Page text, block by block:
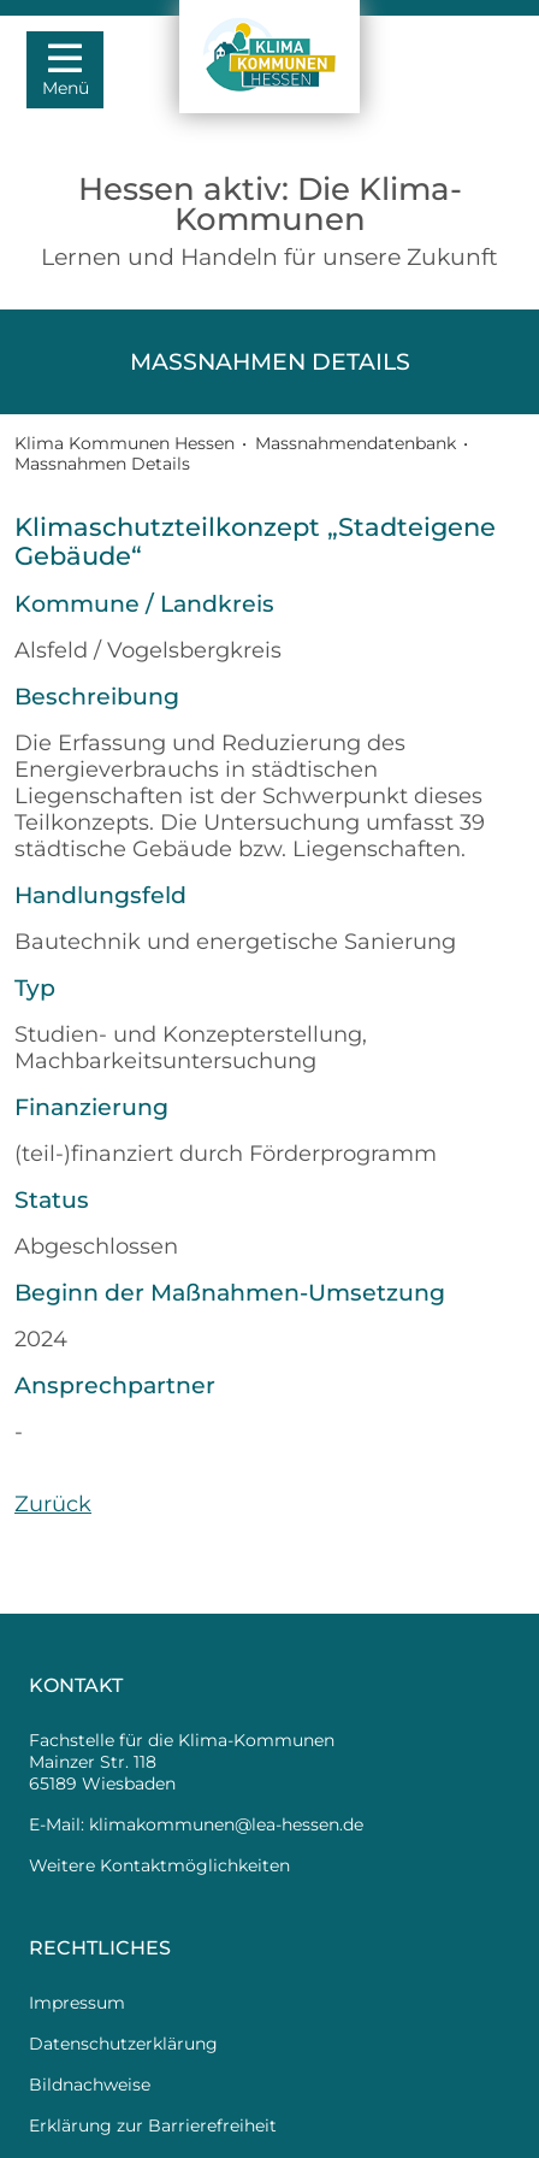
Menü
Hessen aktiv: Die Klima-
Kommunen
Lernen und Handeln für unsere Zukunft
MASSNAHMEN DETAILS
Klima Kommunen Hessen • Massnahmendatenbank •
Massnahmen Details
Klimaschutzteilkonzept „Stadteigene
Gebäude“
Kommune / Landkreis
Alsfeld / Vogelsbergkreis
Beschreibung
Die Erfassung und Reduzierung des
Energieverbrauchs in städtischen
Liegenschaften ist der Schwerpunkt dieses
Teilkonzepts. Die Untersuchung umfasst 39
städtische Gebäude bzw. Liegenschaften.
Handlungsfeld
Bautechnik und energetische Sanierung
Typ
Studien- und Konzepterstellung,
Machbarkeitsuntersuchung
Finanzierung
(teil-)finanziert durch Förderprogramm
Status
Abgeschlossen
Beginn der Maßnahmen-Umsetzung
2024
Ansprechpartner
-
Zurück
KONTAKT
Fachstelle für die Klima-Kommunen
Mainzer Str. 118
65189 Wiesbaden
E-Mail: klimakommunen@lea-hessen.de
Weitere Kontaktmöglichkeiten
RECHTLICHES
Impressum
Datenschutzerklärung
Bildnachweise
Erklärung zur Barrierefreiheit